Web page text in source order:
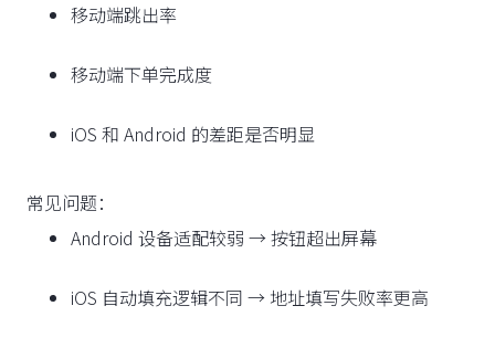
移动端跳出率
移动端下单完成度
iOS 和 Android 的差距是否明显
常见问题：
Android 设备适配较弱 → 按钮超出屏幕
iOS 自动填充逻辑不同 → 地址填写失败率更高